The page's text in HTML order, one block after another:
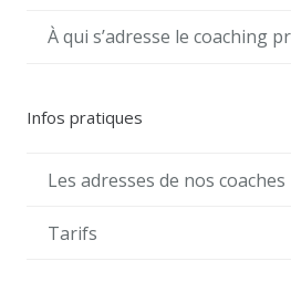
À qui s’adresse le coaching
Infos pratiques
Les adresses de nos coaches
Tarifs